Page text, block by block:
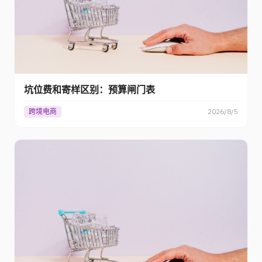
坑位费和寄样区别：预算闸门表
跨境电商 2026/8/5